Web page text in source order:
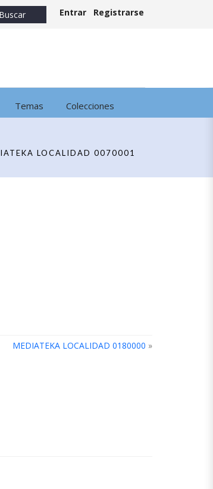
Entrar Registrarse
Temas Colecciones
LOCALIDAD 0070001
MEDIATEKA LOCALIDAD 0180000 »